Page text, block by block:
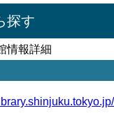
探す
情報詳細